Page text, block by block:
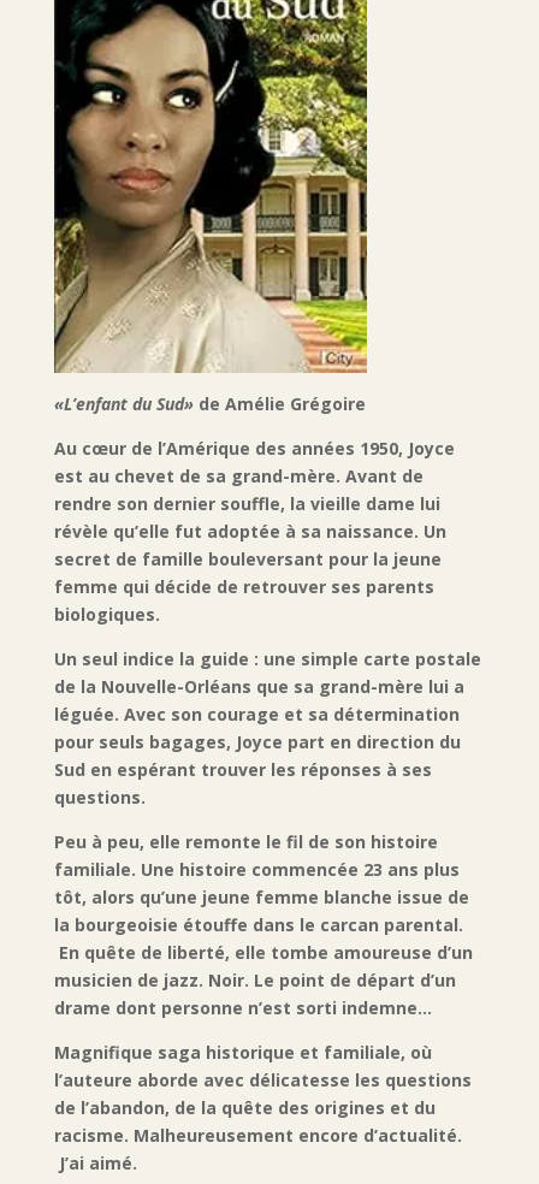
«L’enfant du Sud»de Amélie Grégoire
Au cœur de l’Amérique des années 1950, Joyce
est au chevet de sa grand-mère. Avant de
rendre son dernier souffle, la vieille dame lui
révèle qu’elle fut adoptée à sa naissance. Un
secret de famille bouleversant pour la jeune
femme qui décide de retrouver ses parents
biologiques.
Un seul indice la guide : une simple carte postale
de la Nouvelle-Orléans que sa grand-mère lui a
léguée. Avec son courage et sa détermination
pour seuls bagages, Joyce part en direction du
Sud en espérant trouver les réponses à ses
questions.
Peu à peu, elle remonte le fil de son histoire
familiale. Une histoire commencée 23 ans plus
tôt, alors qu’une jeune femme blanche issue de
la bourgeoisie étouffe dans le carcan parental.
En quête de liberté, elle tombe amoureuse d’un
musicien de jazz. Noir. Le point de départ d’un
drame dont personne n’est sorti indemne…
Magnifique saga historique et familiale, où
l’auteure aborde avec délicatesse les questions
de l’abandon, de la quête des origines et du
racisme. Malheureusement encore d’actualité.
J’ai aimé.